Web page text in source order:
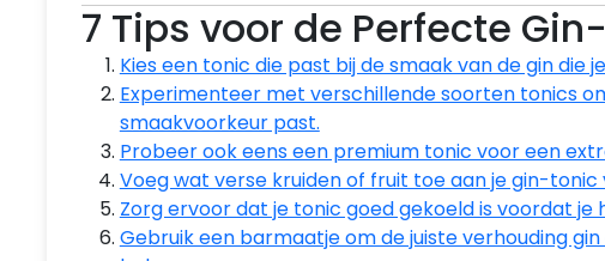
7 Tips voor de Perfecte
Kies een tonic die past bij de smaak van de gin die
Experimenteer met verschillende soorten tonics
smaakvoorkeur past.
Probeer ook eens een premium tonic voor een
Voeg wat verse kruiden of fruit toe aan je gin-tonic
Zorg ervoor dat je tonic goed gekoeld is voordat je
Gebruik een barmaatje om de juiste verhouding